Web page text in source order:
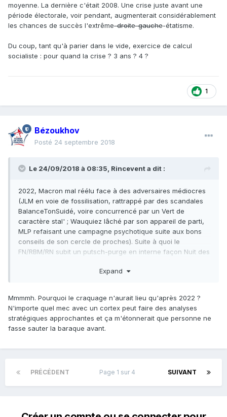
moyenne. La dernière c'était 2008. Une crise juste avant une
période électorale, voir pendant, augmenterait considérablement
les chances de succès l'extrême-droite-gauche-étatisme.
Du coup, tant qu'à parier dans le vide, exercice de calcul
socialiste : pour quand la crise ? 3 ans ? 4 ?
1
Bézoukhov
Posté 24 septembre 2018
Le 24/09/2018 à 08:35, Rinceventa dit :
2022, Macron mal réélu face à des adversaires médiocres
(JLM en voie de fossilisation, rattrappé par des scandales
BalanceTonSuidé, voire concurrencé par un Vert de
caractère stal' ; Wauquiez lâché par son appareil de parti,
MLP refaisant une campagne psychotique suite aux bons
conseils de son cercle de proches). Suite à quoi le
FN/RBM/RN subit un putsch-purge en interne façon Nuit des
laissés aux manettes d'une coquille vide, et surgie de nulle
Bertrand, le reste finit aspiré dans la nouvelle nébuleuse
maréchalienne, toutcomme les ouailles de Dupont-Aignan).
Face à un Macron usé et isolé par sa propre hubris, Marion
est élue en 2027. Tremblez.
Expand
Mmmmh. Pourquoi le craquage n'aurait lieu qu'après 2022 ?
N'importe quel mec avec un cortex peut faire des analyses
stratégiques approchantes et ça m'étonnerait que personne ne
fasse sauter la baraque avant.
PRÉCÉDENT SUIVANT
Page 1 sur 4